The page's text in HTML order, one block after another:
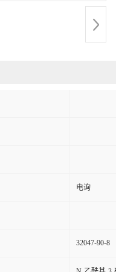
电询
32047-90-8